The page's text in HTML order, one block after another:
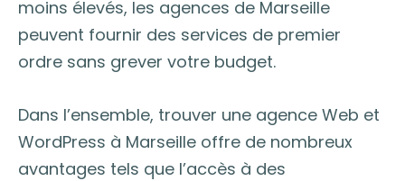
moins élevés, les agences de Marseille
peuvent fournir des services de premier
ordre sans grever votre budget.
Dans l’ensemble, trouver une agence Web et
WordPress à Marseille offre de nombreux
avantages tels que l’accès à des